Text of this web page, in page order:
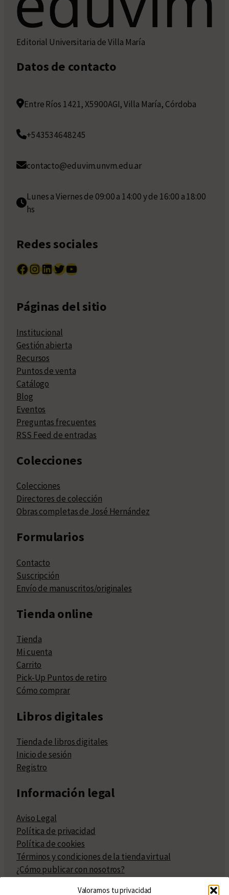
Valoramos tu privacidad
Editorial Universitaria de Villa María
Datos de contacto
Entre Ríos 1421, X5900AGI, Villa María, Córdoba
+543534648245
contacto@eduvim.unvm.edu.ar
Lunes a Viernes de 09:00 a 14:00 y de 16:00 a 18:00
hs
Redes sociales
Facebook InstagramLinkedIn Twitter YouTube
Páginas del sitio
Institucional
Gestión abierta
Recursos
Puntos de venta
Catálogo
Blog
Eventos
Preguntas frecuentes
RSS Feed de entradas
Colecciones
Colecciones
Directores de colección
Obras completas de José Hernández
Formularios
Contacto
Suscripción
Envío de manuscritos/originales
Tienda online
Tienda
Mi cuenta
Carrito
Pick-Up Puntos de retiro
Cómo comprar
Libros digitales
Tienda de libros digitales
Inicio de sesión
Registro
Información legal
Aviso Legal
Política de privacidad
Política de cookies
Términos y condiciones de la tienda virtual
¿Cómo publicar con nosotros?